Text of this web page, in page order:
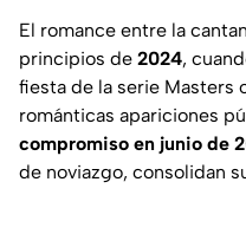
El romance entre la
principios de 2024,
fiesta de la serie Masters
románticas apariciones
compromiso en junio de
de noviazgo, consolidan